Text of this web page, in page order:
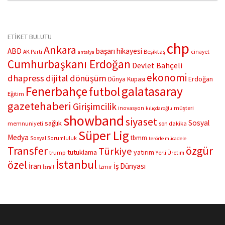
Kuruluşundan bu yana kalite, dayanıklılık ve teknolojiyi ön...
ETİKET BULUTU
ABD AK Parti Ankara antalya başarı hikayesi Beşiktaş chp cinayet
Cumhurbaşkanı Erdoğan Devlet Bahçeli
dhapress dijital dönüşüm Dünya Kupası ekonomi Erdoğan
Eğitim Fenerbahçefutbolgalatasaray
gazetehaberi Girişimcilik inovasyon kılıçdaroğlu müşteri
memnuniyeti sağlık showbandsiyaset son dakika Sosyal
Medya Sosyal Sorumluluk Süper Lig tbmm terörle mücadele
Transfer trump tutuklama Türkiye yatırım Yerli Üretim özgür
özel İran İsrail İstanbul İzmir İş Dünyası